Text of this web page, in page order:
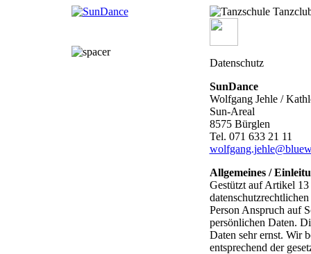
Datenschutz
SunDance
Wolfgang Jehle /
Sun-Areal
8575 Bürglen
Tel. 071 633 21 11
Allgemeines /
Gestützt auf Artikel 13
Person Anspruch auf
persönlichen Daten.
Daten sehr ernst. Wir
entsprechend der